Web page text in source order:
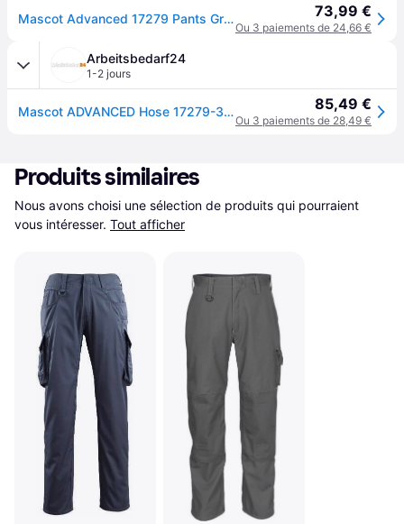
Mascot Advanced 17279 Pants Gris 44 / 30 73,99 €
Ou 3 paiements de 24,66 €
Arbeitsbedarf24
1-2 jours
Mascot ADVANCED Hose 17279-311 Marine 76C51 235 g/m² 85,49 €
Ou 3 paiements de 28,49 €
Produits similaires
Nous avons choisi une sélection de produits qui pourraient
vous intéresser. Tout afficher